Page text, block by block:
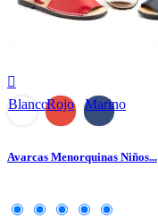

BlancoRojo Marino
Avarcas Menorquinas Niños...